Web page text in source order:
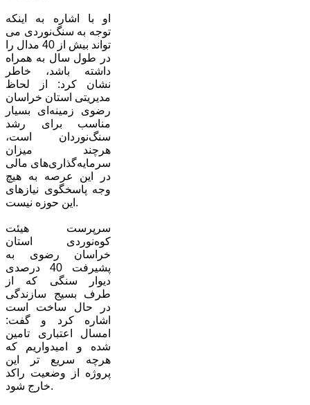
او با اشاره به اینکه
توجه به سنگ‌نوردی می
تواند بیش از 40 مدال را
در طول سال به همراه
داشته باشد، خاطر
نشان کرد: از لحاظ
مدیریتی استان خراسان
رضوی زمینه‌ای بسیار
مناسب برای رشد
سنگ‌نوردان است،
هرچند میزان
سرمایه‌گذاری‌های مالی
در این عرصه به هیچ
وجه پاسخگوی نیازهای
این حوزه نیست.
سرپرست هیئت
کوه‌نوردی استان
خراسان رضوی به
پشیرفت 40 درصدی
دیوار سنگی که از
طرف بسیج سازندگی
در حال ساخت است
اشاره کرد و گفت:
امسال اعتباری تامین
شده و امیدواریم که
هرچه سریع تر این
پروژه از وضعیت راکد
خارج شود.